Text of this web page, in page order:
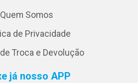
Quem Somos
de Privacidade
Troca e Devolução
já nosso APP